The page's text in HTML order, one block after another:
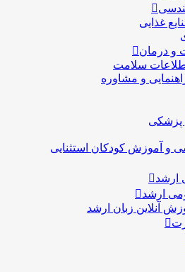
غذایی
و درمان
سلامت
و مشاوره
پزشکی
و آموزش کودکان استثنایی
ارشد
ارشد
آنلاین زبان ارشد